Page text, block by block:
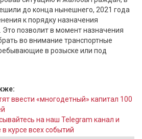
до конца нынешнего, 2021 года
к порядку назначения
Это позволит в момент назначения
во внимание транспортные
в розыске или под
ввести «многодетный» капитал 100
на наш Telegram канал и
в курсе всех событий